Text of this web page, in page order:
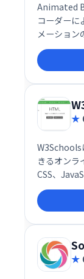
Animated
コーダーに
メーション
ン背景を
ルで美しい
す。
W3Schools
きるオンラ
CSS、
階的に習
チュートリ
効率的に
こでも学習